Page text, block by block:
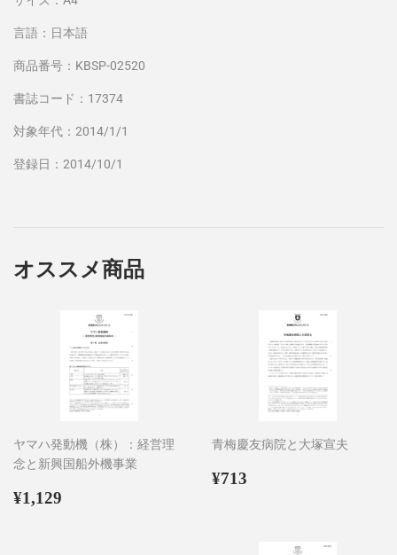
言語：日本語
商品番号：KBSP-02520
書誌コード：17374
対象年代：2014/1/1
登録日：2014/10/1
オススメ商品
ヤマハ発動機（株）：経営理
念と新興国船外機事業
通
¥1,129
青梅慶友病院と大塚宣夫
通
¥713